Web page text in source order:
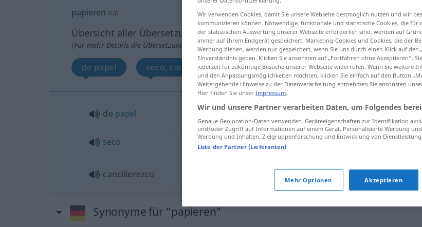
papieren adj
Übersicht aller Übersetzungen
(Für mehr Details die Übersetzung anklicken/antippen)
de papel seco, cancillerezco
de papel papierenaus Papier
seco papieren Stil FIG
cancillerezco papieren
Synonyme für "papieren"
Wir verwenden Cookies, damit Sie unsere Webseite bestmöglich nutzen und wir
kommunizieren können. Notwendige, funktionale und statistische Cookies, die für
der statistischen Auswertung unserer Webseite erforderlich sind, werden auf
immer auf Ihrem Endgerät gespeichert. Marketing-Cookies und Cookies, die der
Werbung dienen, werden nur gespeichert, wenn Sie uns durch einen Klick auf den
Einverständnis geben. Klicken Sie ansonsten auf „Fortfahren ohne Akzeptieren“.
jederzeit für zukünftige Besuche unserer Webseite widerrufen. Wenn Sie weitere
und den Anpassungsmöglichkeiten möchten, klicken Sie einfach auf den Button
Weitergehende Hinweise zu der Datenverarbeitung entnehmen Sie ansonsten
Hier finden Sie unser Impressum.
Wir und unsere Partner verarbeiten Daten, um Folgendes
Genaue Geolocation-Daten verwenden. Geräteeigenschaften zur Identifikation
und/oder Zugriff auf Informationen auf einem Gerät. Personalisierte Werbung
Werbung und Inhalten, Zielgruppenforschung und Entwicklung von
Liste der Partner (Lieferanten)
Mehr Optionen Akzeptieren